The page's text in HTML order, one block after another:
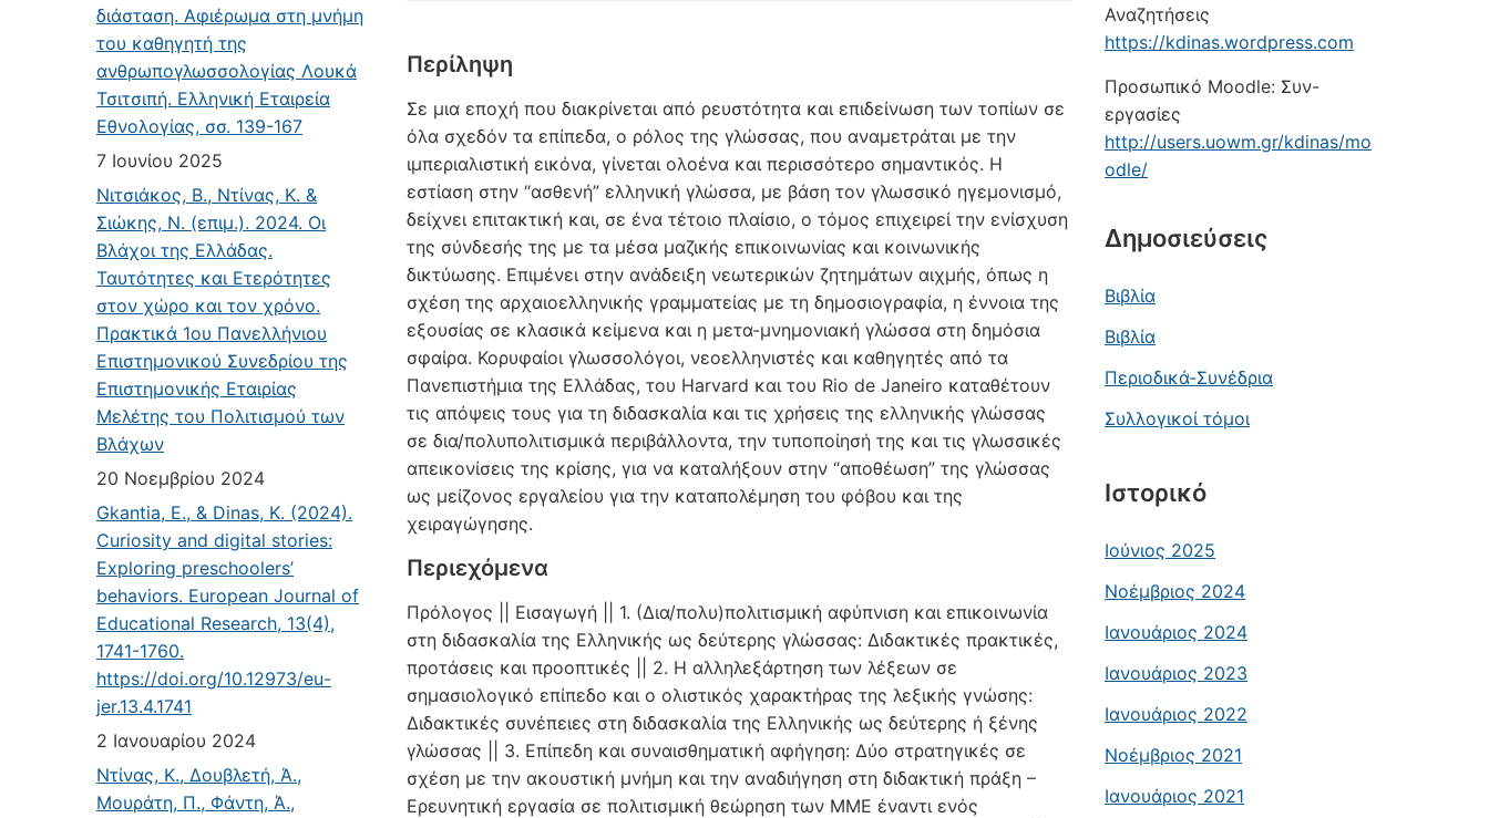
διάσταση. Αφιέρωμα στη μνήμη
του καθηγητή της
ανθρωπογλωσσολογίας Λουκά
Τσιτσιπή. Ελληνική Εταιρεία
Εθνολογίας, σσ. 139-167
7 Ιουνίου 2025
Νιτσιάκος, Β., Ντίνας, Κ. &
Σιώκης, Ν. (επιμ.). 2024. Οι
Βλάχοι της Ελλάδας.
Ταυτότητες και Ετερότητες
στον χώρο και τον χρόνο.
Πρακτικά 1ου Πανελλήνιου
Επιστημονικού Συνεδρίου της
Επιστημονικής Εταιρίας
Μελέτης του Πολιτισμού των
Βλάχων
20 Νοεμβρίου 2024
Gkantia, E., & Dinas, K. (2024).
Curiosity and digital stories:
Exploring preschoolers’
behaviors. European Journal of
Educational Research, 13(4),
1741-1760.
https://doi.org/10.12973/eu-
jer.13.4.1741
2 Ιανουαρίου 2024
Ντίνας, Κ., Δουβλετή, Ά.,
Μουράτη, Π., Φάντη, Ά.,
Περίληψη
Σε μια εποχή που διακρίνεται από ρευστότητα και επιδείνωση των τοπίων σε
όλα σχεδόν τα επίπεδα, ο ρόλος της γλώσσας, που αναμετράται με την
ιμπεριαλιστική εικόνα, γίνεται ολοένα και περισσότερο σημαντικός. Η
εστίαση στην “ασθενή” ελληνική γλώσσα, με βάση τον γλωσσικό ηγεμονισμό,
δείχνει επιτακτική και, σε ένα τέτοιο πλαίσιο, ο τόμος επιχειρεί την ενίσχυση
της σύνδεσής της με τα μέσα μαζικής επικοινωνίας και κοινωνικής
δικτύωσης. Επιμένει στην ανάδειξη νεωτερικών ζητημάτων αιχμής, όπως η
σχέση της αρχαιοελληνικής γραμματείας με τη δημοσιογραφία, η έννοια της
εξουσίας σε κλασικά κείμενα και η μετα-μνημονιακή γλώσσα στη δημόσια
σφαίρα. Κορυφαίοι γλωσσολόγοι, νεοελληνιστές και καθηγητές από τα
Πανεπιστήμια της Ελλάδας, του Harvard και του Rio de Janeiro καταθέτουν
τις απόψεις τους για τη διδασκαλία και τις χρήσεις της ελληνικής γλώσσας
σε δια/πολυπολιτισμικά περιβάλλοντα, την τυποποίησή της και τις γλωσσικές
απεικονίσεις της κρίσης, για να καταλήξουν στην “αποθέωση” της γλώσσας
ως μείζονος εργαλείου για την καταπολέμηση του φόβου και της
χειραγώγησης.
Περιεχόμενα
Πρόλογος || Εισαγωγή || 1. (Δια/πολυ)πολιτισμική αφύπνιση και επικοινωνία
στη διδασκαλία της Ελληνικής ως δεύτερης γλώσσας: Διδακτικές πρακτικές,
προτάσεις και προοπτικές || 2. Η αλληλεξάρτηση των λέξεων σε
σημασιολογικό επίπεδο και ο ολιστικός χαρακτήρας της λεξικής γνώσης:
Διδακτικές συνέπειες στη διδασκαλία της Ελληνικής ως δεύτερης ή ξένης
γλώσσας || 3. Επίπεδη και συναισθηματική αφήγηση: Δύο στρατηγικές σε
σχέση με την ακουστική μνήμη και την αναδιήγηση στη διδακτική πράξη –
Ερευνητική εργασία σε πολιτισμική θεώρηση των ΜΜΕ έναντι ενός
Αναζητήσεις
https://kdinas.wordpress.com
Προσωπικό Moodle: Συν-
εργασίες
http://users.uowm.gr/kdinas/mo
odle/
Δημοσιεύσεις
Βιβλία
Βιβλία
Περιοδικά-Συνέδρια
Συλλογικοί τόμοι
Ιστορικό
Ιούνιος 2025
Νοέμβριος 2024
Ιανουάριος 2024
Ιανουάριος 2023
Ιανουάριος 2022
Νοέμβριος 2021
Ιανουάριος 2021